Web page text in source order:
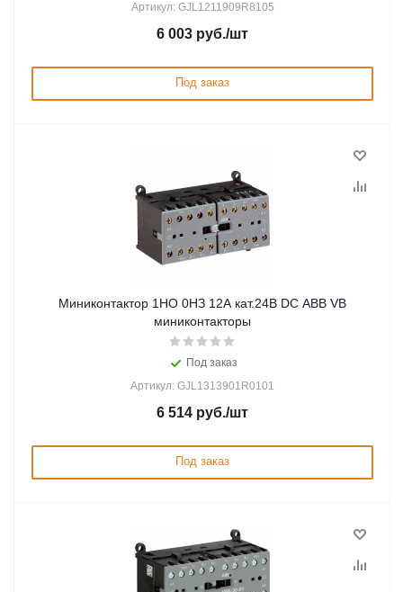
Артикул: GJL1211909R8105
6 003 руб./шт
Под заказ
Миниконтактор 1НО 0НЗ 12А кат.24В DC ABB VB
миниконтакторы
Под заказ
Артикул: GJL1313901R0101
6 514 руб./шт
Под заказ